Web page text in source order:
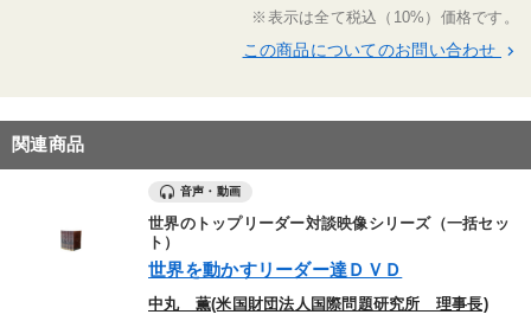
※表示は全て税込（10%）価格です。
この商品についてのお問い合わせ keyboard_arrow_right
関連商品
音声・動画
世界のトップリーダー対談映像シリーズ（一括セッ
ト）
世界を動かすリーダー達ＤＶＤ
中丸 薫(米国財団法人国際問題研究所 理事長)